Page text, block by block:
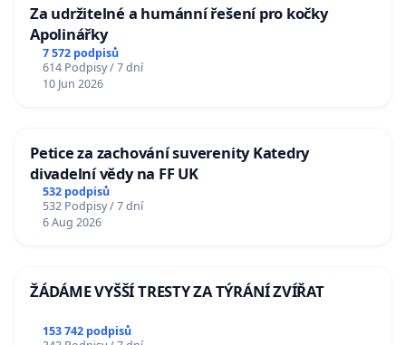
Za udržitelné a humánní řešení pro kočky
Apolinářky
7 572 podpisů
614 Podpisy / 7 dní
10 Jun 2026
Petice za zachování suverenity Katedry
divadelní vědy na FF UK
532 podpisů
532 Podpisy / 7 dní
6 Aug 2026
ŽÁDÁME VYŠŠÍ TRESTY ZA TÝRÁNÍ ZVÍŘAT
153 742 podpisů